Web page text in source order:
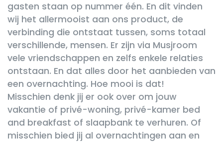
gasten staan op nummer één. En dit vinden
wij het allermooist aan ons product, de
verbinding die ontstaat tussen, soms totaal
verschillende, mensen. Er zijn via Musjroom
vele vriendschappen en zelfs enkele relaties
ontstaan. En dat alles door het aanbieden van
een overnachting. Hoe mooi is dat!
Misschien denk jij er ook over om jouw
vakantie of privé-woning, privé-kamer bed
and breakfast of slaapbank te verhuren. Of
misschien bied jij al overnachtingen aan en